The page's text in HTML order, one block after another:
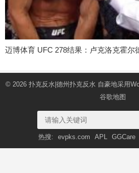
迈博体育 UFC 278结果：卢克洛克霍尔
© 2026 扑克反水|德州扑克反水 自豪地采用
谷歌地图
热搜: evpks.com APL GGCare